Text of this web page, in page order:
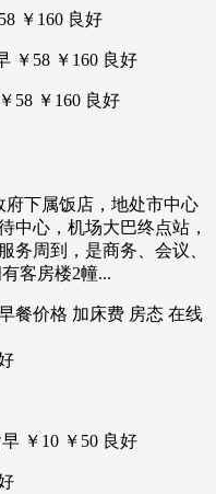
￥160 良好
￥58 ￥160 良好
58 ￥160 良好
下属饭店，地处市中心
中心，机场大巴终点站，
务周到，是商务、会议、
客房楼2幢...
价格 加床费 房态 在线
￥10 ￥50 良好